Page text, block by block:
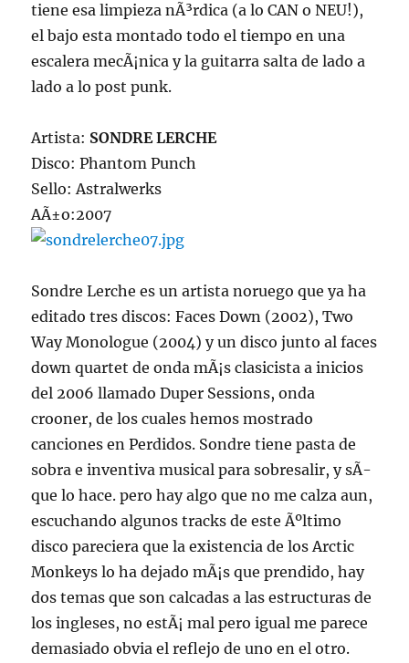
tiene esa limpieza nÃ³rdica (a lo CAN o NEU!),
el bajo esta montado todo el tiempo en una
escalera mecÃ¡nica y la guitarra salta de lado a
lado a lo post punk.
Artista: SONDRE LERCHE
Disco: Phantom Punch
Sello: Astralwerks
AÃ±o:2007
Sondre Lerche es un artista noruego que ya ha
editado tres discos: Faces Down (2002), Two
Way Monologue (2004) y un disco junto al faces
down quartet de onda mÃ¡s clasicista a inicios
del 2006 llamado Duper Sessions, onda
crooner, de los cuales hemos mostrado
canciones en Perdidos. Sondre tiene pasta de
sobra e inventiva musical para sobresalir, y sÃ­
que lo hace. pero hay algo que no me calza aun,
escuchando algunos tracks de este Ãºltimo
disco pareciera que la existencia de los Arctic
Monkeys lo ha dejado mÃ¡s que prendido, hay
dos temas que son calcadas a las estructuras de
los ingleses, no estÃ¡ mal pero igual me parece
demasiado obvia el reflejo de uno en el otro.